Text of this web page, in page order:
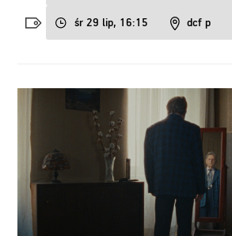
śr 29 lip, 16:15 dcf p